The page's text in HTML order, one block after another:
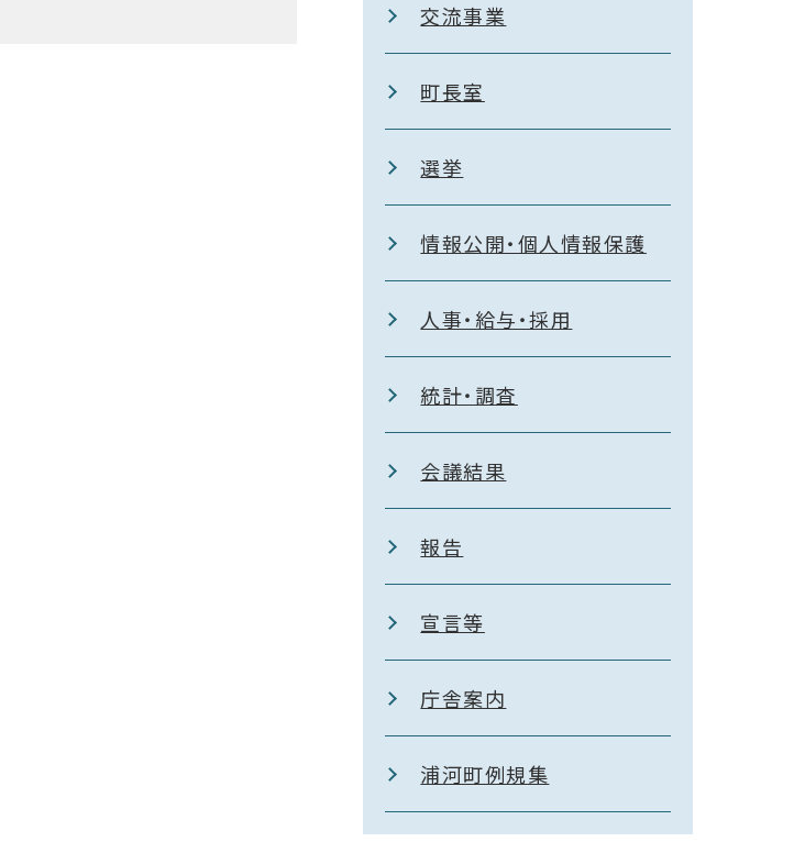
交流事業
町長室
選挙
情報公開・個人情報保護
人事・給与・採用
統計・調査
会議結果
報告
宣言等
庁舎案内
浦河町例規集